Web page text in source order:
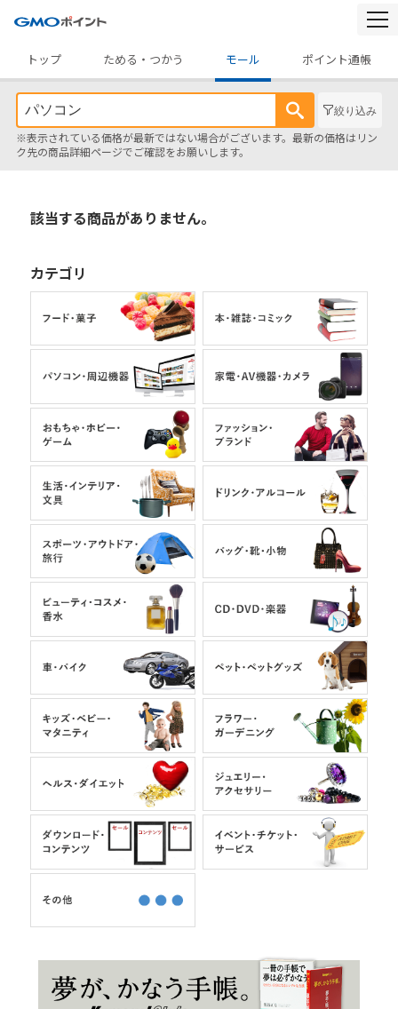
トップ
ためる・つかう モール ポイント通帳
絞り込み
※表示されている価格が最新ではない場合がございます。最新の価格はリン
ク先の商品詳細ページでご確認をお願いします。
該当する商品がありません。
カテゴリ